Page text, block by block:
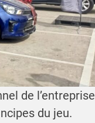
de l’entreprise
du jeu.